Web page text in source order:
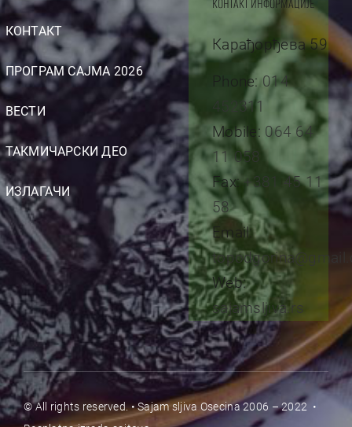
КОНТАКТ
ПРОГРАМ САЈМА 2026
ВЕСТИ
ТАКМИЧАРСКИ ДЕО
ИЗЛАГАЧИ
КОНТАКТ ИНФОРМАЦИЈЕ
Карађорђева 59
Phone:014
452311
Mobile: 064 64
11 058
Fax:+381 45 11
58
Email:
Web:
sajamsljiva.rs
© All rights reserved. • Sajam sljiva Osecina 2006 – 2022 •